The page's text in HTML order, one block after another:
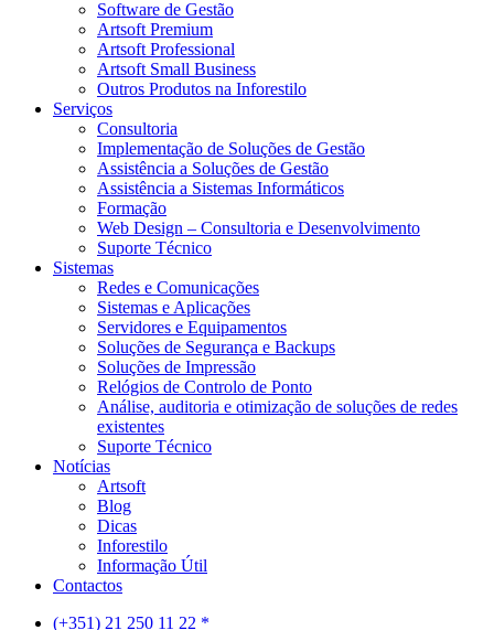
Software de Gestão
Artsoft Premium
Artsoft Professional
Artsoft Small Business
Outros Produtos na Inforestilo
Serviços
Consultoria
Implementação de Soluções de Gestão
Assistência a Soluções de Gestão
Assistência a Sistemas Informáticos
Formação
Web Design – Consultoria e Desenvolvimento
Suporte Técnico
Sistemas
Redes e Comunicações
Sistemas e Aplicações
Servidores e Equipamentos
Soluções de Segurança e Backups
Soluções de Impressão
Relógios de Controlo de Ponto
Análise, auditoria e otimização de soluções de redes
existentes
Suporte Técnico
Notícias
Artsoft
Blog
Dicas
Inforestilo
Informação Útil
Contactos
(+351) 21 250 11 22 *